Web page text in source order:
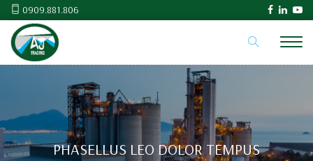
0909.881.806
PHASELLUS LEO DOLOR TEMPUS